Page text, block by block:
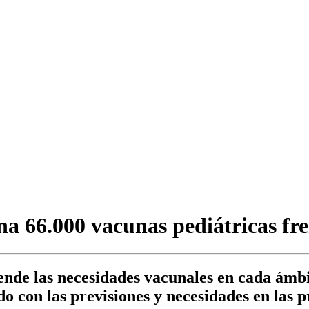
66.000 vacunas pediátricas
las necesidades vacunales en cada
con las previsiones y necesidades en las